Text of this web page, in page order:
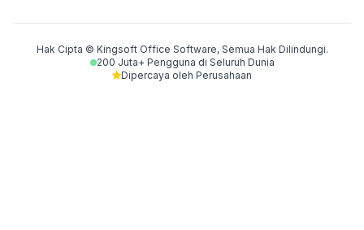
Hak Cipta © Kingsoft Office Software, Semua Hak Dilindungi.
200 Juta+ Pengguna di Seluruh Dunia
Dipercaya oleh Perusahaan